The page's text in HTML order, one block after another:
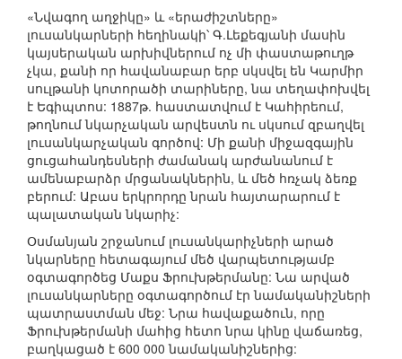
«Նվագող աղջիկը» և «երաժիշտները»
լուսանկարների հեղինակի՝ Գ.Լեքեգյանի մասին
կայսերական արխիվներում ոչ մի փաստաթուղթ
չկա, քանի որ հավանաբար երբ սկսվել են Կարմիր
սուլթանի կոտորածի տարիները, նա տեղափոխվել
է Եգիպտոս: 1887թ. հաստատվում է Կահիրեում,
թողնում նկարչական արվեստն ու սկսում զբաղվել
լուսանկարչական գործով: Մի քանի միջազգային
ցուցահանդեսների ժամանակ արժանանում է
ամենաբարձր մրցանակներին, և մեծ հռչակ ձեռք
բերում: Աբաս երկրորդը նրան հայտարարում է
պալատական նկարիչ:
Օսմանյան շրջանում լուսանկարիչների արած
նկարները հետագայում մեծ վարպետությամբ
օգտագործեց Մաքս Ֆրուխթերմանը: Նա արված
լուսանկարները օգտագործում էր նամականիշների
պատրաստման մեջ: Նրա հավաքածուն, որը
Ֆրուխթերմանի մահից հետո նրա կինը վաճառեց,
բաղկացած է 600 000 նամականիշներից: